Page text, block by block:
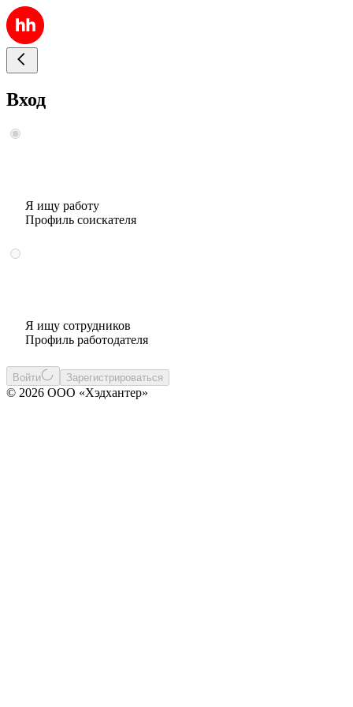
Вход
Я ищу работу
Профиль соискателя
Я ищу сотрудников
Профиль работодателя
Войти Зарегистрироваться
© 2026 ООО «Хэдхантер»